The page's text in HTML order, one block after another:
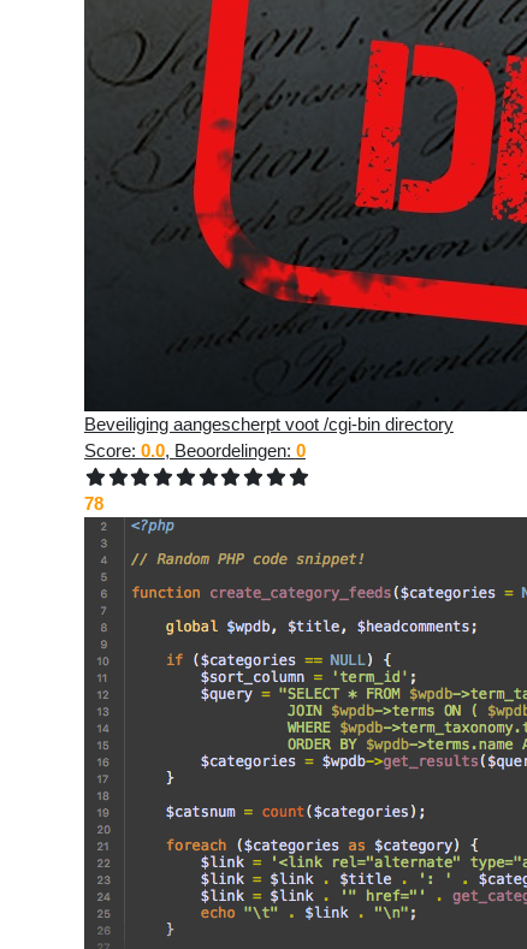
Beveiliging aangescherpt voot /cgi-bin directory
Score: 0.0, Beoordelingen: 0
78